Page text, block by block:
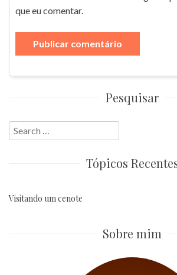
que eu comentar.
Pesquisar
Search
for:
Tópicos
Visitando um cenote
Sobre mim